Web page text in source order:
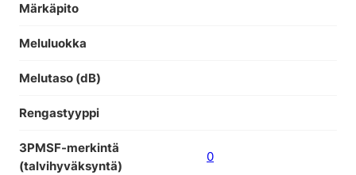
Märkäpito
Meluluokka
Melutaso (dB)
Rengastyyppi
3PMSF-merkintä
(talvihyväksyntä)
0